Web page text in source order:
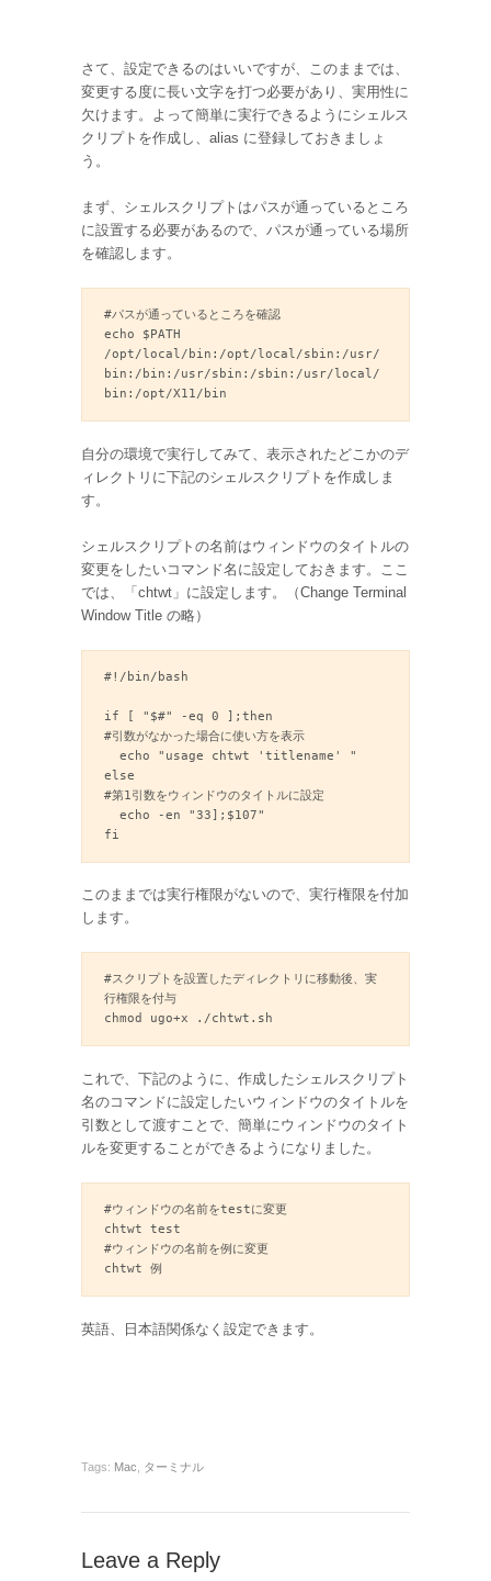
さて、設定できるのはいいですが、このままでは、
変更する度に長い文字を打つ必要があり、実用性に
欠けます。よって簡単に実行できるようにシェルス
クリプトを作成し、alias に登録しておきましょ
う。
まず、シェルスクリプトはパスが通っているところ
に設置する必要があるので、パスが通っている場所
を確認します。
#パスが通っているところを確認
echo $PATH
/opt/local/bin:/opt/local/sbin:/usr/
bin:/bin:/usr/sbin:/sbin:/usr/local/
bin:/opt/X11/bin
自分の環境で実行してみて、表示されたどこかのデ
ィレクトリに下記のシェルスクリプトを作成しま
す。
シェルスクリプトの名前はウィンドウのタイトルの
変更をしたいコマンド名に設定しておきます。ここ
では、「chtwt」に設定します。（Change Terminal
Window Title の略）
#!/bin/bash
if [ "$#" -eq 0 ];then
#引数がなかった場合に使い方を表示
else
#第1引数をウィンドウのタイトルに設定
このままでは実行権限がないので、実行権限を付加
します。
#スクリプトを設置したディレクトリに移動後、実
行権限を付与
これで、下記のように、作成したシェルスクリプト
名のコマンドに設定したいウィンドウのタイトルを
引数として渡すことで、簡単にウィンドウのタイト
ルを変更することができるようになりました。
#ウィンドウの名前をtestに変更
chtwt test
#ウィンドウの名前を例に変更
chtwt 例
英語、日本語関係なく設定できます。
Tags: Mac ターミナル
Leave a Reply